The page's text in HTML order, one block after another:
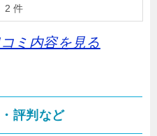
2 件
ミ内容を見る
評判など